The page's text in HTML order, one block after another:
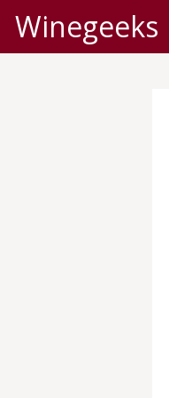
Winegeeks